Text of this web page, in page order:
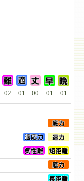
02 01 00 01 01